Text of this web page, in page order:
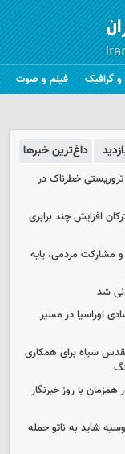
گرافیک فیلم و صوت
داغ‌ترین خبرها
خطرناک در
افزایش چند برابری
مردمی، پایه
شد
اوراسیا در مسیر
سپاه برای همکاری
با روز خبرنگار
شاید به ناتو حمله